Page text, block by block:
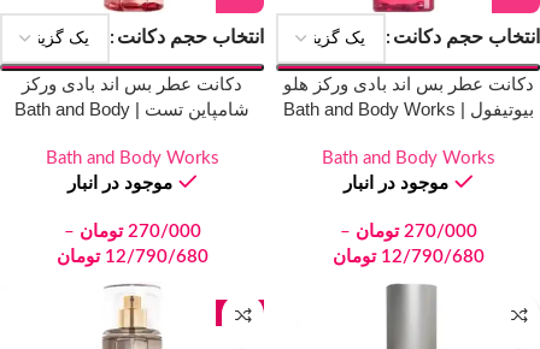
انتخاب حجم دکانت
دکانت عطر بس اند بادی ورکز هلو
بیوتیفول | Bath and Body Works
Bath and Body Works
موجود در انبار
270/000 تومان –
12/790/680 تومان
انتخاب حجم دکانت
دکانت عطر بس اند بادی ورکز
شامپاین تست | Bath and Body
Bath and Body Works
موجود در انبار
270/000 تومان –
12/790/680 تومان
جدید